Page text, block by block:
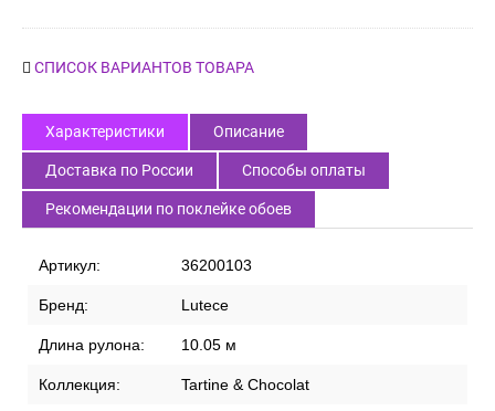
СПИСОК ВАРИАНТОВ ТОВАРА
Характеристики Описание
Доставка по России Способы оплаты
Рекомендации по поклейке обоев
Артикул: 36200103
Бренд: Lutece
Длина рулона: 10.05 м
Коллекция: Tartine & Chocolat